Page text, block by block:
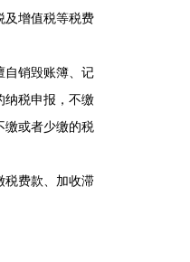
及增值税等税费
自销毁账簿、记
纳税申报，不缴
缴或者少缴的税
税费款、加收滞